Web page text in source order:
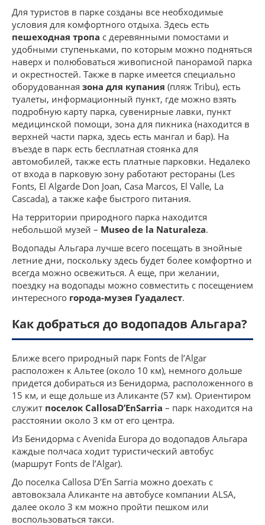
Для туристов в парке созданы все необходимые
условия для комфортного отдыха. Здесь есть
пешеходная тропа с деревянными помостами и
удобными ступеньками, по которым можно подняться
наверх и полюбоваться живописной панорамой парка
и окрестностей. Также в парке имеется специально
оборудованная зона для купания (пляж Tribu), есть
туалеты, информационный пункт, где можно взять
подробную карту парка, сувенирные лавки, пункт
медицинской помощи, зона для пикника (находится в
верхней части парка, здесь есть мангал и бар). На
въезде в парк есть бесплатная стоянка для
автомобилей, также есть платные парковки. Недалеко
от входа в парковую зону работают рестораны (Les
Fonts, El Algarde Don Joan, Casa Marcos, El Valle, La
Cascada), а также кафе быстрого питания.
На территории природного парка находится
небольшой музей – Museo de la Naturaleza.
Водопады Альгара лучше всего посещать в знойные
летние дни, поскольку здесь будет более комфортно и
всегда можно освежиться. А еще, при желании,
поездку на водопады можно совместить с посещением
интересного города-музея Гуадалест.
Как добраться до водопадов Альгара?
Ближе всего природный парк Fonts de l’Algar
расположен к Альтее (около 10 км), немного дольше
придется добираться из Бенидорма, расположенного в
15 км, и еще дольше из Аликанте (57 км). Ориентиром
служит поселок CallosaD’EnSarria – парк находится на
расстоянии около 3 км от его центра.
Из Бенидорма с Avenida Europa до водопадов Альгара
каждые полчаса ходит туристический автобус
(маршрут Fonts de l’Algar).
До поселка Callosa D’En Sarria можно доехать с
автовокзала Аликанте на автобусе компании ALSA,
далее около 3 км можно пройти пешком или
воспользоваться такси.